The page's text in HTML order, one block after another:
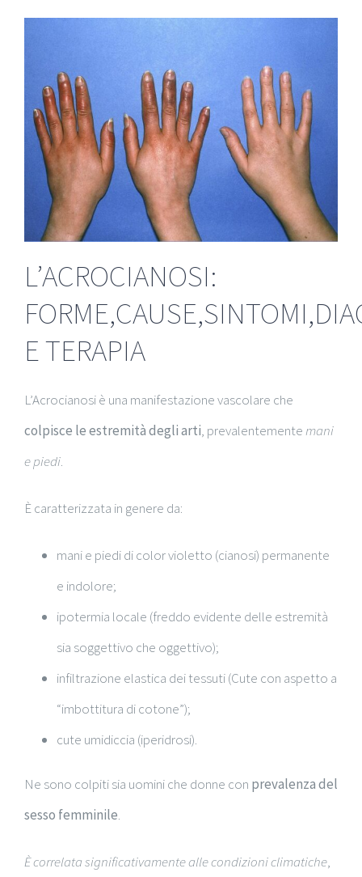
L’ACROCIANOSI:
E TERAPIA
L’Acrocianosi è una manifestazione vascolare che
colpisce le estremità degli arti, prevalentementemani
e piedi.
È caratterizzata in genere da:
mani e piedi di color violetto (cianosi) permanente
e indolore;
ipotermia locale (freddo evidente delle estremità
sia soggettivo che oggettivo);
infiltrazione elastica dei tessuti (Cute con aspetto a
“imbottitura di cotone”);
cute umidiccia (iperidrosi).
Ne sono colpiti sia uomini che donne con prevalenza del
sesso femminile.
È correlata significativamente alle condizioni climatiche,